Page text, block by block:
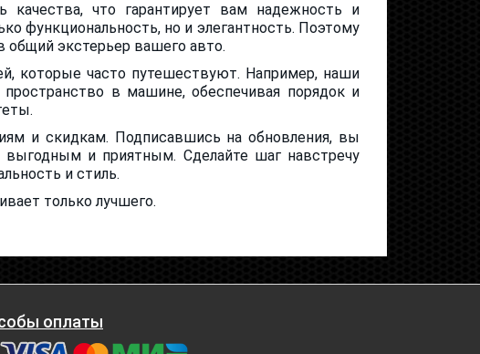
качества, что гарантирует вам надежность и
функциональность, но и элегантность. Поэтому
экстерьер вашего авто.
которые часто путешествуют. Например, наши
в машине, обеспечивая порядок и
и скидкам. Подписавшись на обновления, вы
и приятным. Сделайте шаг навстречу
и стиль.
только лучшего.
оплаты